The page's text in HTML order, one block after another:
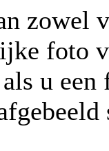
zowel
foto
u